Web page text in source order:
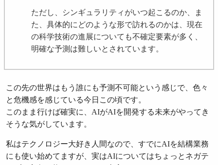
ただし、シンギュラリティがいつ起こるのか、ま
た、具体的にどのような形で訪れるのかは、現在
の科学技術の進展についても不確定要素が多く、
明確な予測は難しいとされています。
この先の世界はもう誰にも予測不可能という感じで、色々
と危機感を感じている今日この頃です。
このまま行けば確実に、AIがAIを開発する未来がやってき
そうな気がしています。
私はテクノロジー大好き人間なので、すでにAIを結構業務
にも使い始めてますが、実はAIについてはちょっとネガテ